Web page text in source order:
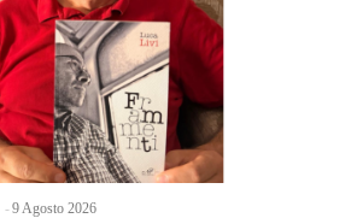
-9 Agosto 2026